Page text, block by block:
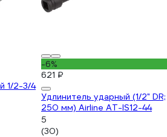
1/2-3/4
-6%
621 ₽
Удлинитель ударный (1/2" DR;
250 мм) Airline AT-IS12-44
5
(30)